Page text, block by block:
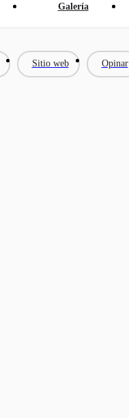
Galería
Sitio web Opinar